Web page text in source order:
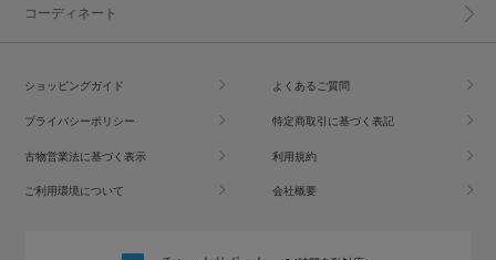
コーディネート
ショッピングガイド よくあるご質問
プライバシーポリシー 特定商取引に基づく表記
古物営業法に基づく表示 利用規約
ご利用環境について 会社概要